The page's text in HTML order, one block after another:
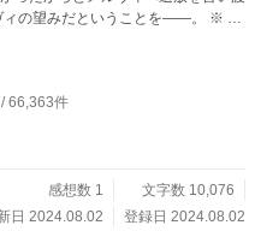
います。
66,363件
感想数 1
文字数 10,076
日 2024.08.02
登録日 2024.08.02